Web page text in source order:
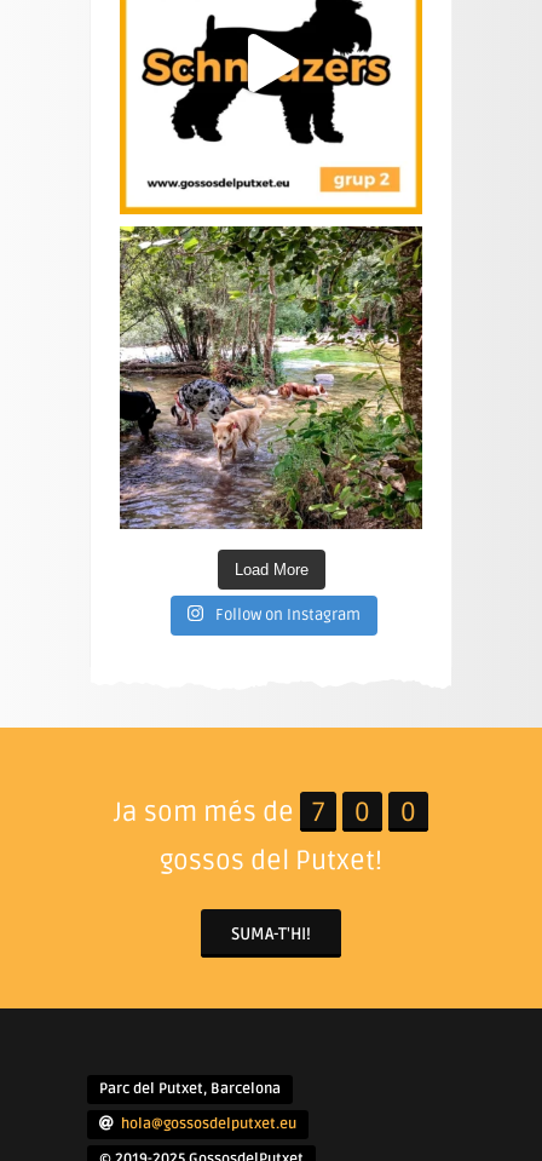
Load More
Follow on Instagram
Ja som més de 7 0
0
gossos del Putxet!
SUMA-T'HI!
Parc del Putxet, Barcelona
hola@gossosdelputxet.eu